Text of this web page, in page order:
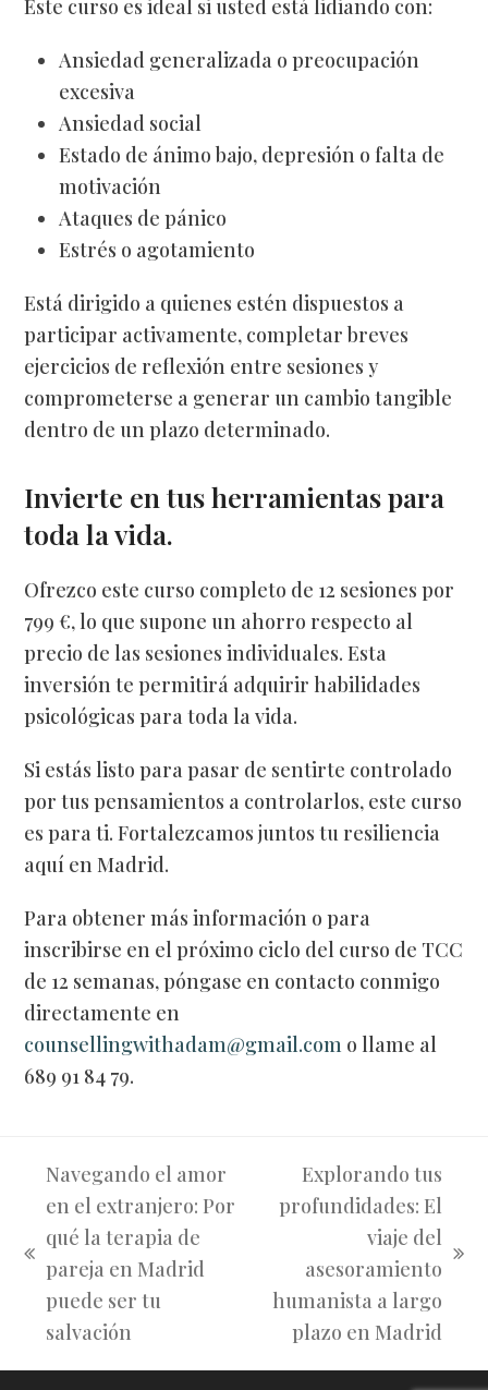
Este curso es ideal si usted está lidiando con:
Ansiedad generalizada o preocupación
excesiva
Ansiedad social
Estado de ánimo bajo, depresión o falta de
motivación
Ataques de pánico
Estrés o agotamiento
Está dirigido a quienes estén dispuestos a
participar activamente, completar breves
ejercicios de reflexión entre sesiones y
comprometerse a generar un cambio tangible
dentro de un plazo determinado.
Invierte en tus herramientas para
toda la vida.
Ofrezco este curso completo de 12 sesiones por
799 €, lo que supone un ahorro respecto al
precio de las sesiones individuales. Esta
inversión te permitirá adquirir habilidades
psicológicas para toda la vida.
Si estás listo para pasar de sentirte controlado
por tus pensamientos a controlarlos, este curso
es para ti. Fortalezcamos juntos tu resiliencia
aquí en Madrid.
Para obtener más información o para
inscribirse en el próximo ciclo del curso de TCC
de 12 semanas, póngase en contacto conmigo
directamente en
counsellingwithadam@gmail.com o llame al
689 91 84 79.
Publicación
anterior:
Navegando el amor
en el extranjero: Por
qué la terapia de
pareja en Madrid
puede ser tu
salvación
Siguiente
publicación:
Explorando tus
profundidades: El
viaje del
asesoramiento
humanista a largo
plazo en Madrid